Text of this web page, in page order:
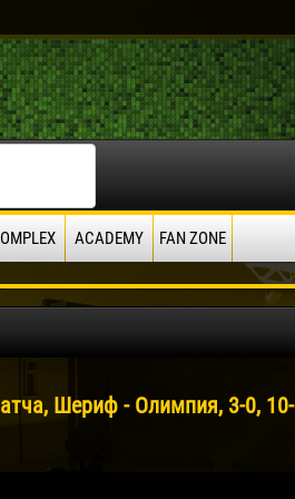
ACADEMY FAN ZONE
Шериф - Олимпия, 3-0, 10-